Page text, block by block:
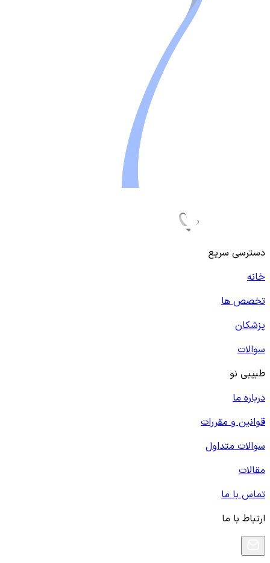
دسترسی سریع
خانه
تخصص ها
پزشکان
سوالات
طبیبی نو
درباره ما
قوانین و مقررات
سوالات متداول
مقالات
تماس با ما
ارتباط با ما